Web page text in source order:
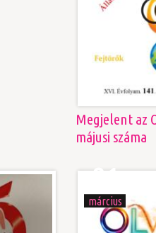
Megjelent az
májusi száma
01
március